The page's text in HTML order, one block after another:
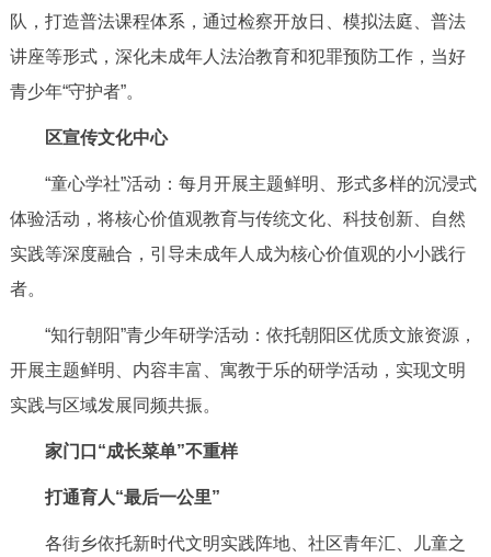
队，打造普法课程体系，通过检察开放日、模拟法庭、普法
讲座等形式，深化未成年人法治教育和犯罪预防工作，当好
青少年“守护者”。
区宣传文化中心
“童心学社”活动：每月开展主题鲜明、形式多样的沉浸式
体验活动，将核心价值观教育与传统文化、科技创新、自然
实践等深度融合，引导未成年人成为核心价值观的小小践行
者。
“知行朝阳”青少年研学活动：依托朝阳区优质文旅资源，
开展主题鲜明、内容丰富、寓教于乐的研学活动，实现文明
实践与区域发展同频共振。
家门口“成长菜单”不重样
打通育人“最后一公里”
各街乡依托新时代文明实践阵地、社区青年汇、儿童之